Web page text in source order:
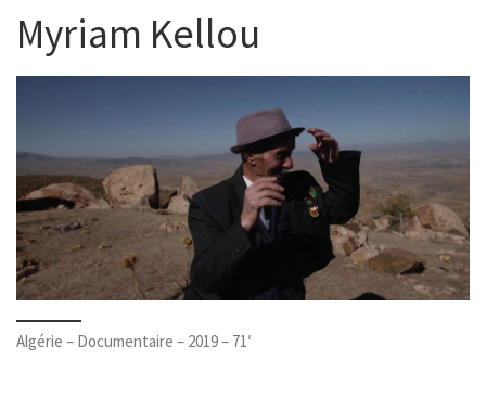
Myriam Kellou
Algérie – Documentaire – 2019 – 71′